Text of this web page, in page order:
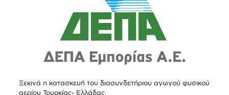
Ξεκινά η κατασκευή του διασυνδετήριου αγωγού φυσικού
αερίου Τουρκίας- Ελλάδας.